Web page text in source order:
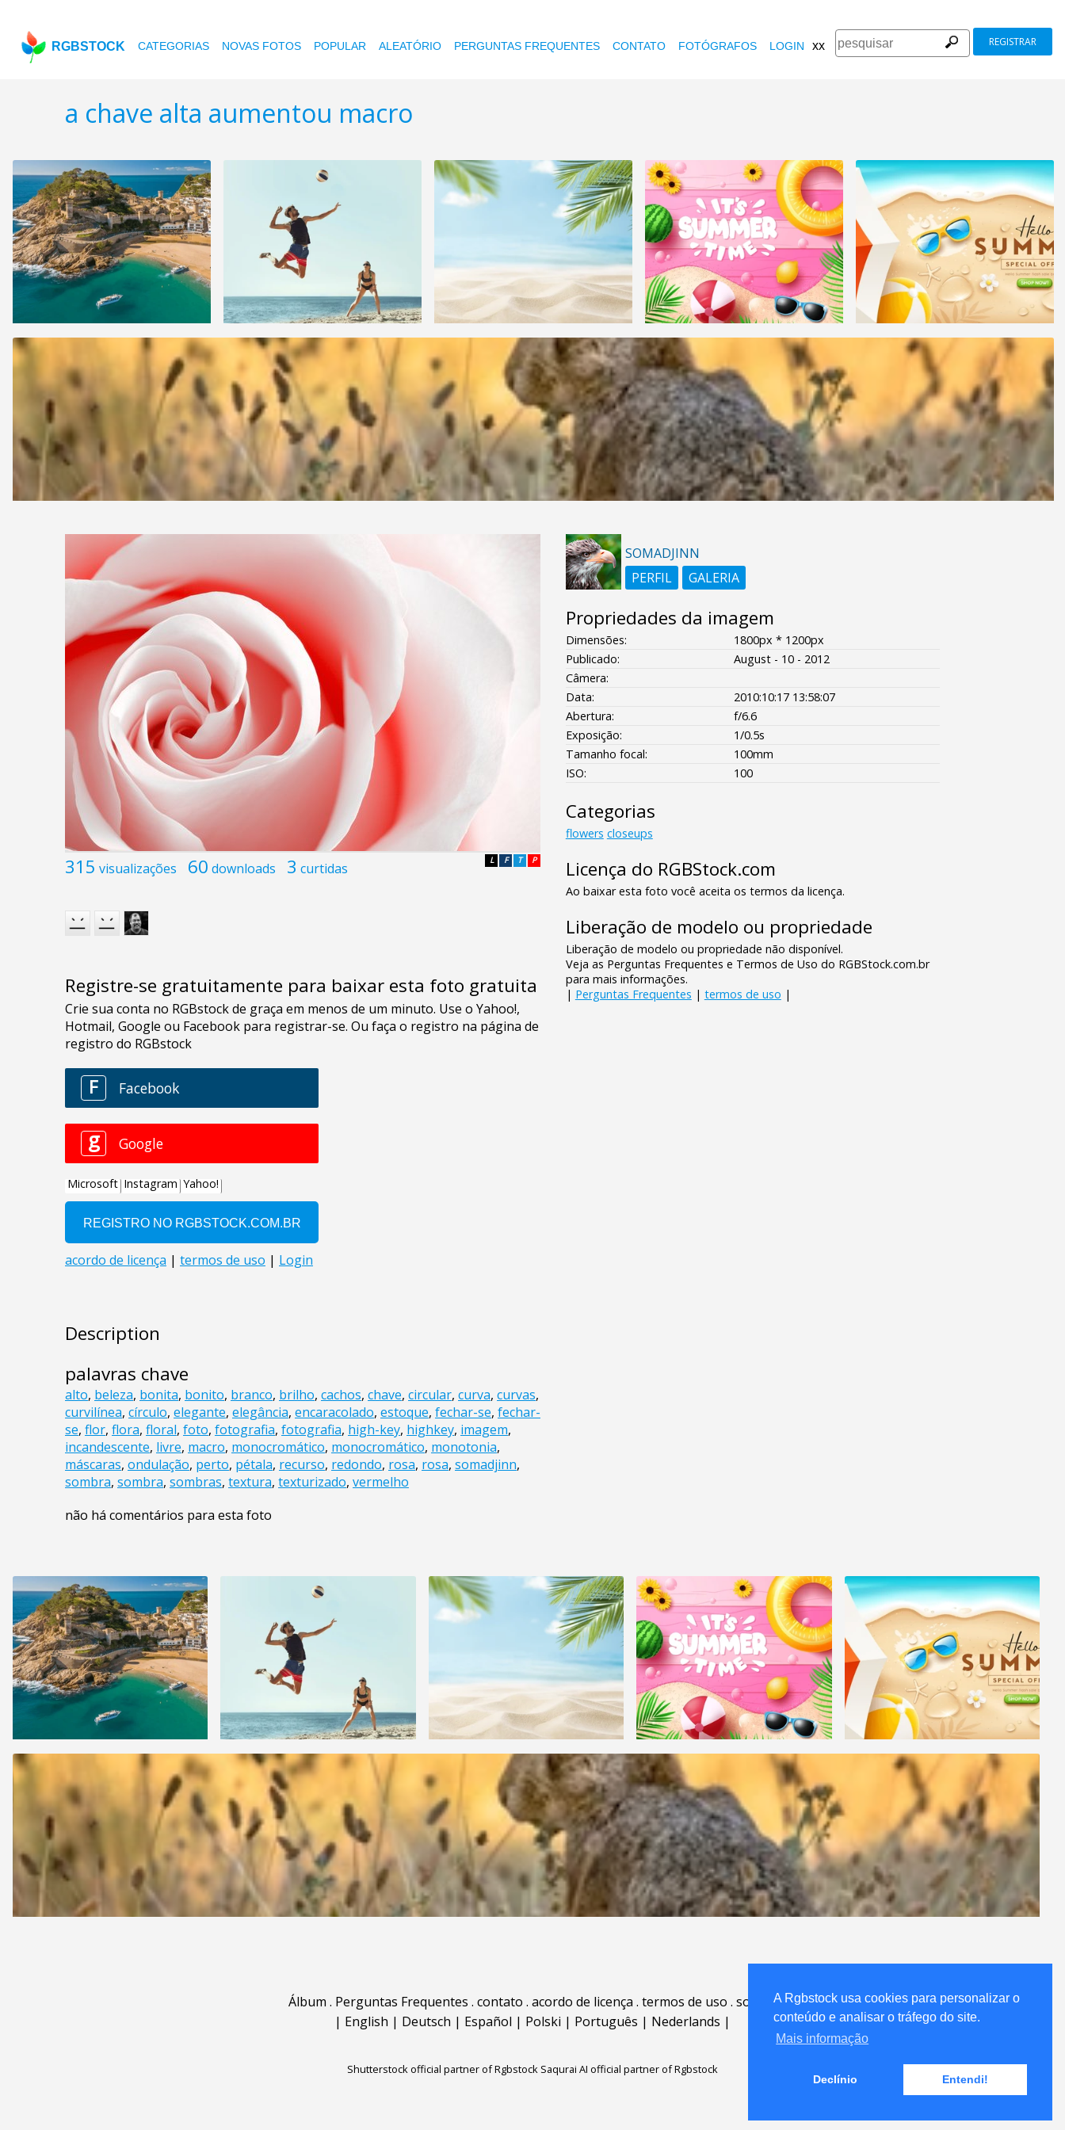
A Rgbstock usa cookies para personalizar o
conteúdo e analisar o tráfego do site.
Mais informação
Declínio Entendi!
RGBSTOCK CATEGORIAS NOVAS FOTOS POPULAR ALEATÓRIO PERGUNTAS FREQUENTES CONTATO FOTÓGRAFOS LOGIN xx REGISTRAR
a chave alta aumentou macro
315 visualizações 60 downloads 3 curtidas P
T
F
L
Registre-se gratuitamente para baixar esta foto gratuita
Description
palavras chave
alto, beleza, bonita, bonito, branco, brilho, cachos, chave, circular, curva, curvas,
curvilínea, círculo, elegante, elegância, encaracolado, estoque, fechar-se, fechar-
se, flor, flora, floral, foto, fotografia, fotografia, high-key, highkey, imagem,
incandescente, livre, macro, monocromático, monocromático, monotonia,
máscaras, ondulação, perto, pétala, recurso, redondo, rosa, rosa, somadjinn,
sombra, sombra, sombras, textura, texturizado, vermelho
não há comentários para esta foto
SOMADJINN
PERFIL
GALERIA
Propriedades da imagem
Dimensões:
1800px * 1200px
Publicado:
August - 10 - 2012
Câmera:
Data:
2010:10:17 13:58:07
Abertura:
f/6.6
Exposição:
1/0.5s
Tamanho focal:
100mm
ISO:
100
Categorias
flowers closeups
Licença do RGBStock.com
Ao baixar esta foto você aceita os termos da licença.
Liberação de modelo ou propriedade
Liberação de modelo ou propriedade não disponível.
Veja as Perguntas Frequentes e Termos de Uso do RGBStock.com.br
para mais informações.
| Perguntas Frequentes | termos de uso |
Álbum . Perguntas Frequentes . contato . acordo de licença . termos de uso . sobre
.
| English | Deutsch | Español | Polski | Português | Nederlands |
Shutterstock official partner of Rgbstock Saqurai AI official partner of Rgbstock